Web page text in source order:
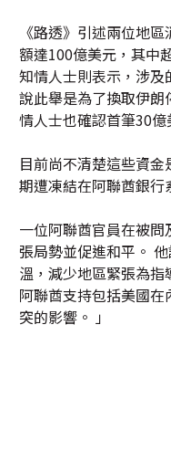
《路透》引述兩位地
額達100億美元，其中
知情人士則表示，涉
說此舉是為了換取伊
情人士也確認首筆30
目前尚不清楚這些資
期遭凍結在阿聯酋銀行
一位阿聯酋官員在被
張局勢並促進和平。
溫，減少地區緊張為指
阿聯酋支持包括美國
突的影響。 」